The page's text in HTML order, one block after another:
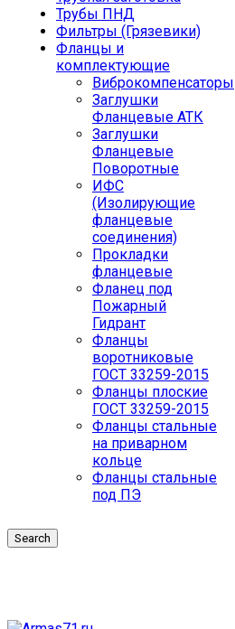
Трубы ПНД
Фильтры (Грязевики)
Фланцы и
комплектующие
Виброкомпенсаторы
Заглушки
Фланцевые АТК
Заглушки
Фланцевые
Поворотные
ИФС
(Изолирующие
фланцевые
соединения)
Прокладки
фланцевые
Фланец под
Пожарный
Гидрант
Фланцы
воротниковые
ГОСТ 33259-2015
Фланцы плоские
ГОСТ 33259-2015
Фланцы стальные
на приварном
кольце
Фланцы стальные
под ПЭ
Search